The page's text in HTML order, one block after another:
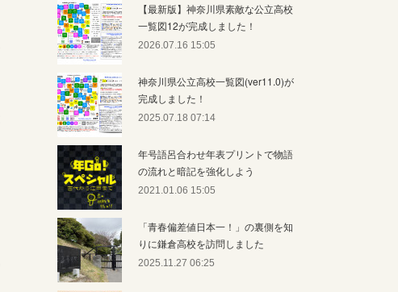
【最新版】神奈川県素敵な公立高校
一覧図12が完成しました！
2026.07.16 15:05
神奈川県公立高校一覧図(ver11.0)が
完成しました！
2025.07.18 07:14
年号語呂合わせ年表プリントで物語
の流れと暗記を強化しよう
2021.01.06 15:05
「青春偏差値日本一！」の裏側を知
りに鎌倉高校を訪問しました
2025.11.27 06:25